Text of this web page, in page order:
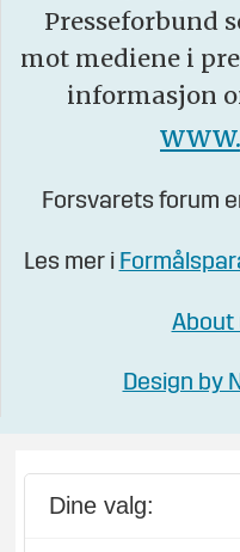
Presseforbund
mot mediene i
informasjon
Forsvarets forum
Les mer i
About
Design by
Dine valg: